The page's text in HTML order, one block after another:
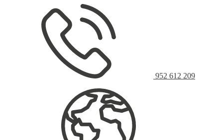
952 612 209